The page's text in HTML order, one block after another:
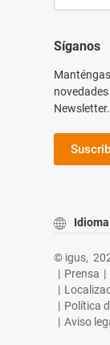
Síganos
Newsletter.
© igus,
| Prensa |
|
| Política
| Aviso